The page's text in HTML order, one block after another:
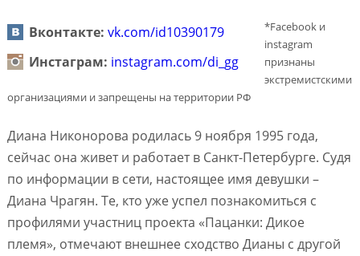
Вконтакте: vk.com/id10390179
Инстаграм: instagram.com/di_gg
*Facebook и
instagram
признаны
экстремистскими
организациями и запрещены на территории РФ
Диана Никонорова родилась 9 ноября 1995 года,
сейчас она живет и работает в Санкт-Петербурге. Судя
по информации в сети, настоящее имя девушки –
Диана Чрагян. Те, кто уже успел познакомиться с
профилями участниц проекта «Пацанки: Дикое
племя», отмечают внешнее сходство Дианы с другой